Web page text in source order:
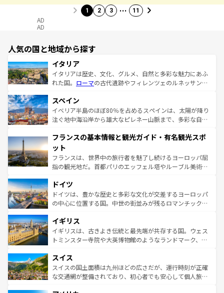
1 2 3 … 11
AD
AD
人気の国と地域から探す
イタリア
イタリアは歴史、文化、グルメ、自然と多彩な魅力にあふ
れた国。 ローマの古代遺跡やフィレンツェのルネッサンス
ろん、トスカーナの美しい田園風景やアマルフィ海岸の絶
景など、自然景観も見逃せない。観光の合間には、本場の
ピザやパスタなど、絶品のイタリア料理を堪能することも
ませてくれるイタリアで、忘れられない旅をしてみよう！
なお、新着のイタリア情報は
しい。
スペイン
イベリア半島のほぼ80％を占めるスペインは、太陽が降り
注ぐ地中海沿岸から雄大なピレネー山脈まで、多彩な自然
文化が根付くこの国では、情熱的なフラメンコ、熱気あふ
れる闘牛、そして美味しいタパスが生活の一部となってい
る。首都マドリードの洗練された雰囲気や、バルセロナの
アートに溢れた街角から、地方では古代ローマ遺跡や中世
せる。地方によって風土や気候が異なるスペインはその個
性で訪れる人を魅了する。 なお、新着のスペイン情報は コ
ンテンツ一覧を参照してほしい。
フランスの基本情報と観光ガイド・有名観光スポ
ット
フランスは、世界中の旅行者を魅了し続けるヨーロッパ屈
指の観光地だ。首都パリのエッフェル塔やルーブル美術館
で、幅広い魅力が詰まっている。華麗な宮殿、歴史的な大
聖堂、美しいビーチ、そして豊かな自然が、訪れる者を心
から魅了する。また、フランスは美食の国としても知ら
いる。シャンパンの発祥地であるランス、プロヴァンスの
香り高いラベンダー畑など、多彩な楽しみ方が可能だ。さ
らに、パリ以外の地域にも魅力が溢れており、どの街角に
れる地方に足を運ぶとそれぞれで全く異なる文化を体験で
きるだろう。 なお、新着のフランス情報はコンテンツ一覧
を参照してほしい。
ドイツ
ドイツは、豊かな歴史と多彩な文化が交差するヨーロッパ
の中心に位置する国。中世の街並みが残るロマンチック街
顔を持つこの国は、どこを歩いても飽きることがない。ベ
ルリンの文化的活気、バイエルン州のアルプスの絶景、そ
してライン川沿いのワイン畑といった風景は必見。ビール
は、お酒好きな人にはぜひ体験してほしい。 なお、新着の
ドイツ情報はコンテンツ一覧を参照してほしい。
イギリス
イギリスは、古きよき伝統と最先端が共存する国。ウェス
トミンスター寺院や大英博物館のようなランドマーク、歴
リアごとに異なる魅力がある。また、優雅なアフタヌーン
ティー、ビール好きにはたまらない英国パブ、サッカー観
戦など、本場だからこそできる体験も豊富。イギリスを旅
スイス
スイスの国土面積は九州ほどの広さだが、運行時刻が正確
な交通網が整備されており、初心者でも安心して個人旅行